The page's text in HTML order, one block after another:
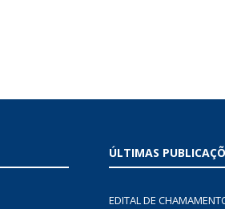
ÚLTIMAS
EDITAL DE